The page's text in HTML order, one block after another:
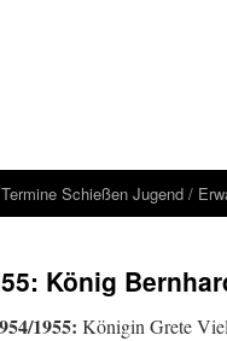
Termine Schießen Jugend /
König
1955: Königin Grete